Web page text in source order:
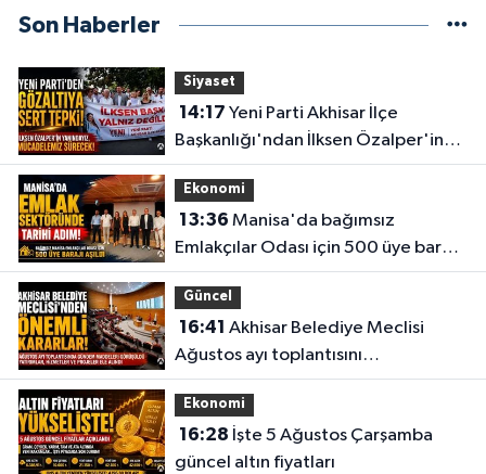
Son Haberler
Siyaset
14:17
Başkanlığı'ndan İlksen Özalper'in
gözaltına alınmasına tepki
Ekonomi
13:36
Emlakçılar Odası için 500 üye barajı
aşıldı
Güncel
16:41
Ağustos ayı toplantısını
gerçekleştirdi
Ekonomi
16:28
güncel altın fiyatları